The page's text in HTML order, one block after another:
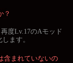
？
度Lv.17のAモッド
ます。
含まれていないの